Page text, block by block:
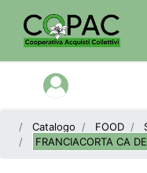
Open menu
Catalogo FOOD
FRANCIACORTA CA